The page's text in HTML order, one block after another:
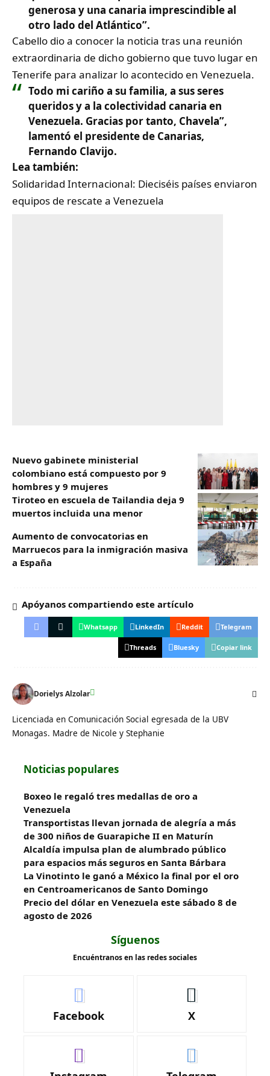
generosa y una canaria imprescindible al
otro lado del Atlántico”.
Cabello dio a conocer la noticia tras una reunión
extraordinaria de dicho gobierno que tuvo lugar en
Tenerife para analizar lo acontecido en Venezuela.
Todo mi cariño a su familia, a sus seres
queridos y a la colectividad canaria en
Venezuela. Gracias por tanto, Chavela”,
lamentó el presidente de Canarias,
Fernando Clavijo.
Lea también:
Solidaridad Internacional: Dieciséis países enviaron
equipos de rescate a Venezuela
Nuevo gabinete ministerial
colombiano está compuesto por 9
hombres y 9 mujeres
Tiroteo en escuela de Tailandia deja 9
muertos incluida una menor
Aumento de convocatorias en
Marruecos para la inmigración masiva
a España
Apóyanos compartiendo este artículo
Whatsapp LinkedIn Reddit Telegram
Threads Bluesky Copiar link
Dorielys Alzolar
Licenciada en Comunicación Social egresada de la UBV
Monagas. Madre de Nicole y Stephanie
Noticias populares
Boxeo le regaló tres medallas de oro a
Venezuela
Transportistas llevan jornada de alegría a más
de 300 niños de Guarapiche II en Maturín
Alcaldía impulsa plan de alumbrado público
para espacios más seguros en Santa Bárbara
La Vinotinto le ganó a México la final por el oro
en Centroamericanos de Santo Domingo
Precio del dólar en Venezuela este sábado 8 de
agosto de 2026
Síguenos
Encuéntranos en las redes sociales
Facebook X